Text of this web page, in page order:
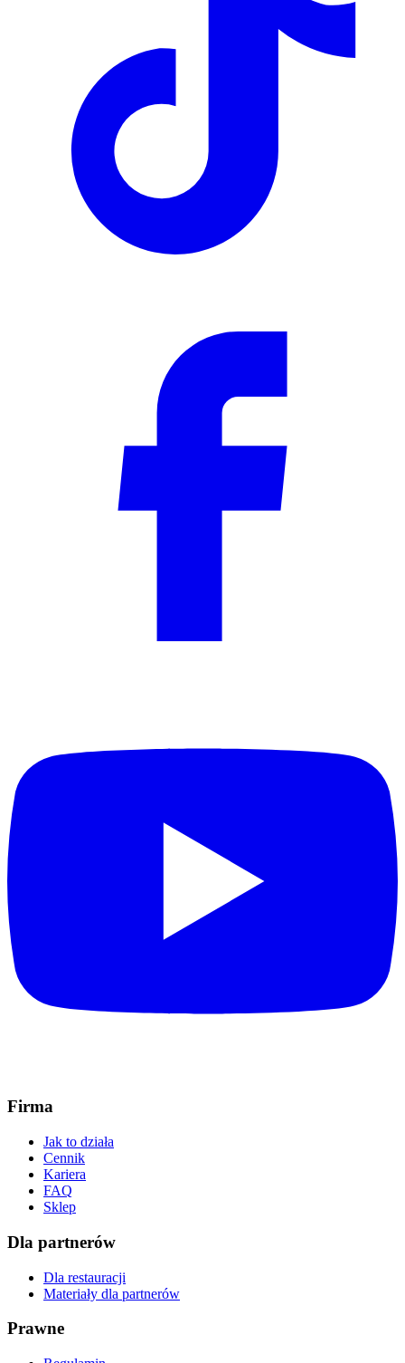
Firma
Jak to działa
Cennik
Kariera
FAQ
Sklep
Dla partnerów
Dla restauracji
Materiały dla partnerów
Prawne